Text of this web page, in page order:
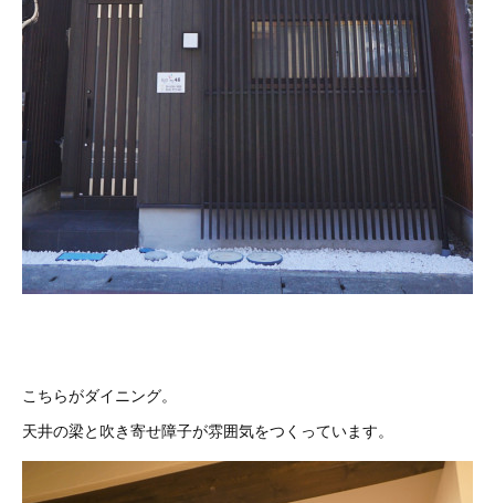
こちらがダイニング。
天井の梁と吹き寄せ障子が雰囲気をつくっています。